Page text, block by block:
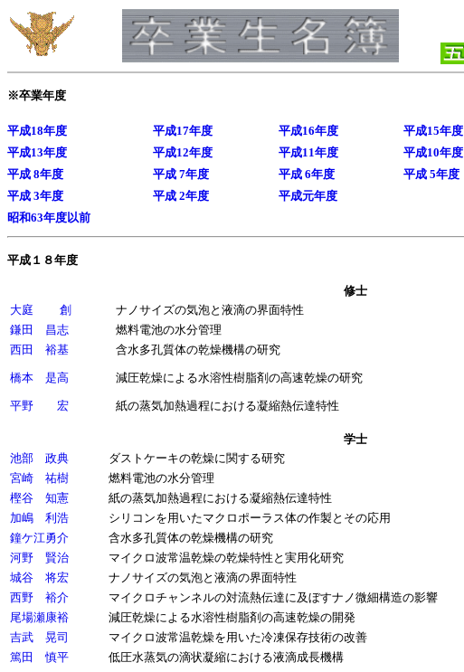
※卒業年度
平成18年度 平成17年度 平成16年度 平成15年度
平成13年度
平成12年度 平成11年度 平成10年度
平成 8年度
平成 7年度 平成 6年度 平成 5年度
平成 3年度
平成 2年度
平成元年度
昭和63年度以前
平成１８年度
修士
大庭 創
ナノサイズの気泡と液滴の界面特性
鎌田 昌志
燃料電池の水分管理
西田 裕基
含水多孔質体の乾燥機構の研究
橋本 是高 減圧乾燥による水溶性樹脂剤の高速乾燥の研究
平野 宏
紙の蒸気加熱過程における凝縮熱伝達特性
学士
池部 政典
ダストケーキの乾燥に関する研究
宮崎 祐樹
燃料電池の水分管理
樫谷 知憲
紙の蒸気加熱過程における凝縮熱伝達特性
加嶋 利浩
シリコンを用いたマクロポーラス体の作製とその応用
鐘ケ江勇介
含水多孔質体の乾燥機構の研究
河野 賢治
マイクロ波常温乾燥の乾燥特性と実用化研究
城谷 将宏
ナノサイズの気泡と液滴の界面特性
西野 裕介
マイクロチャンネルの対流熱伝達に及ぼすナノ微細構造の影響
尾場瀬康裕
減圧乾燥による水溶性樹脂剤の高速乾燥の開発
吉武 晃司
マイクロ波常温乾燥を用いた冷凍保存技術の改善
篤田 慎平
低圧水蒸気の滴状凝縮における液滴成長機構